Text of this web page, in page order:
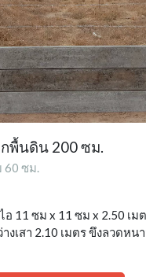
พื้นดิน 200 ซม.
60 ซม.
อ 11 ซม x 11 ซม x 2.50 เม
งเสา 2.10 เมตร ขึงลวดหน